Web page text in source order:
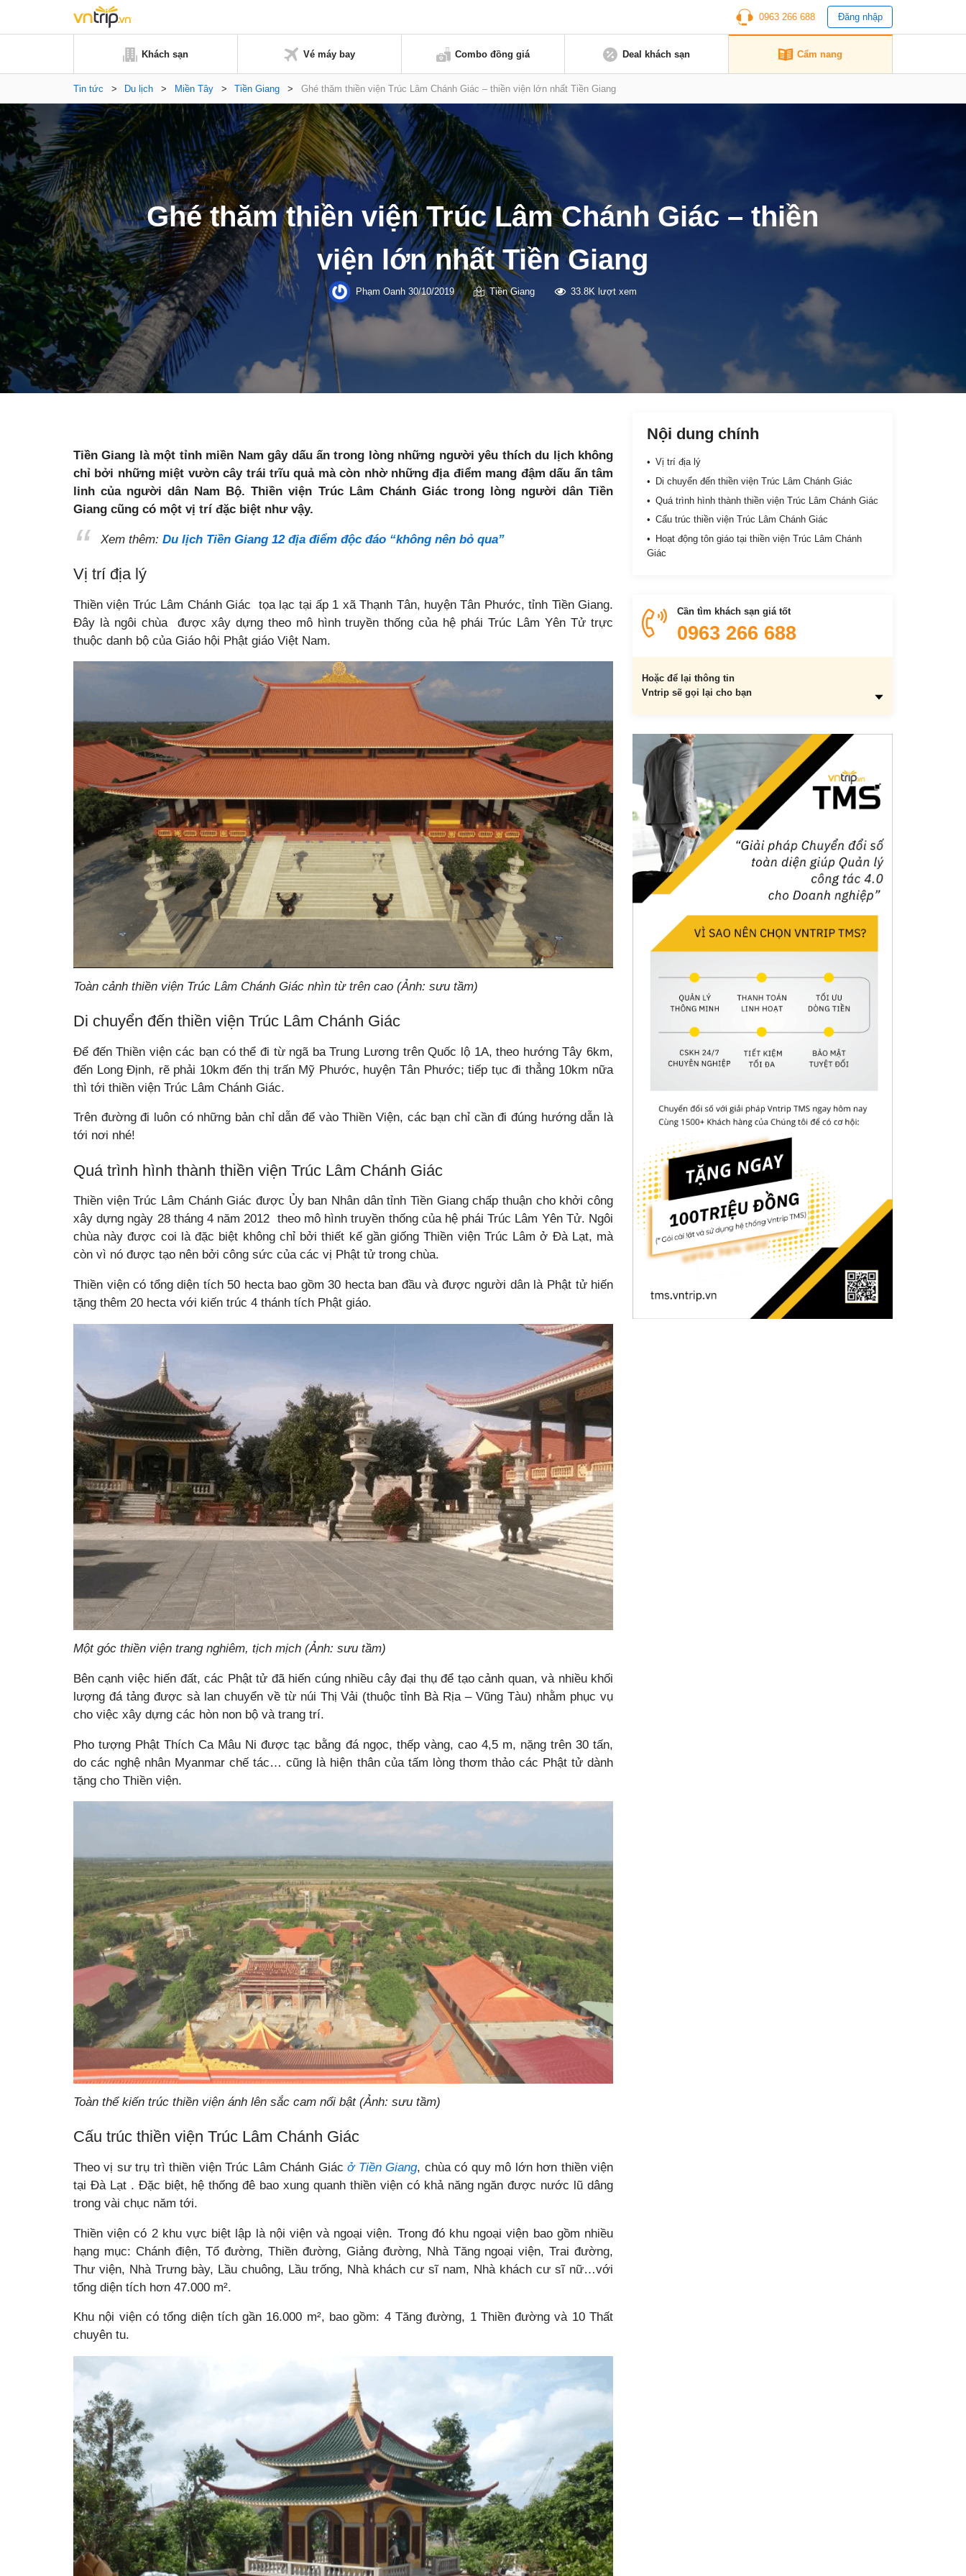
0963 266 688 Đăng nhập
Khách sạn Vé máy bay Combo đồng giá Deal khách sạn Cẩm nang
Tin tức > Du lịch > Miền Tây > Tiền Giang > Ghé thăm thiền viện Trúc Lâm Chánh Giác – thiền viện lớn nhất Tiền Giang
Ghé thăm thiền viện Trúc Lâm Chánh Giác – thiền
viện lớn nhất Tiền Giang
Phạm Oanh30/10/2019 Tiền Giang 33.8K lượt xem
Tiền Giang là một tỉnh miền Nam gây dấu ấn trong lòng những người yêu thích du lịch không
chỉ bởi những miệt vườn cây trái trĩu quả mà còn nhờ những địa điểm mang đậm dấu ấn tâm
linh của người dân Nam Bộ. Thiền viện Trúc Lâm Chánh Giác trong lòng người dân Tiền
Giang cũng có một vị trí đặc biệt như vậy.
Xem thêm:Du lịch Tiền Giang 12 địa điểm độc đáo “không nên bỏ qua”
Vị trí địa lý
Thiền viện Trúc Lâm Chánh Giác
tọa lạc tại ấp 1 xã Thạnh Tân, huyện Tân Phước, tỉnh Tiền Giang.
Đây là ngôi chùa được xây dựng theo mô hình truyền thống của hệ phái Trúc Lâm Yên Tử trực
thuộc danh bộ của Giáo hội Phật giáo Việt Nam.
Toàn cảnh thiền viện Trúc Lâm Chánh Giác nhìn từ trên cao (Ảnh: sưu tầm)
Di chuyển đến thiền viện Trúc Lâm Chánh Giác
Để đến Thiền viện các bạn có thể đi từ ngã ba Trung Lương trên Quốc lộ 1A, theo hướng Tây 6km,
đến Long Định, rẽ phải 10km đến thị trấn Mỹ Phước, huyện Tân Phước; tiếp tục đi thẳng 10km nữa
thì tới thiền viện Trúc Lâm Chánh Giác.
Trên đường đi luôn có những bản chỉ dẫn để vào Thiền Viện, các bạn chỉ cần đi đúng hướng dẫn là
tới nơi nhé!
Quá trình hình thành thiền viện Trúc Lâm Chánh Giác
Thiền viện Trúc Lâm Chánh Giác được Ủy ban Nhân dân tỉnh Tiền Giang chấp thuận cho khởi công
xây dựng ngày 28 tháng 4 năm 2012 theo mô hình truyền thống của hệ phái Trúc Lâm Yên Tử. Ngôi
chùa này được coi là đặc biệt không chỉ bởi thiết kế gần giống Thiền viện Trúc Lâm ở Đà Lạt, mà
còn vì nó được tạo nên bởi công sức của các vị Phật tử trong chùa.
Thiền viện có tổng diện tích 50 hecta bao gồm 30 hecta ban đầu và được người dân là Phật tử hiến
tặng thêm 20 hecta với kiến trúc 4 thánh tích Phật giáo.
Một góc thiền viện trang nghiêm, tịch mịch (Ảnh: sưu tầm)
Bên cạnh việc hiến đất, các Phật tử đã hiến cúng nhiều cây đại thụ để tạo cảnh quan, và nhiều khối
lượng đá tảng được sà lan chuyển về từ núi Thị Vải (thuộc tỉnh Bà Rịa – Vũng Tàu) nhằm phục vụ
cho việc xây dựng các hòn non bộ và trang trí.
Pho tượng Phật Thích Ca Mâu Ni được tạc bằng đá ngọc, thếp vàng, cao 4,5 m, nặng trên 30 tấn,
do các nghệ nhân Myanmar chế tác… cũng là hiện thân của tấm lòng thơm thảo các Phật tử dành
tặng cho Thiền viện.
Toàn thể kiến trúc thiền viện ánh lên sắc cam nổi bật (Ảnh: sưu tầm)
Cấu trúc thiền viện Trúc Lâm Chánh Giác
Theo vị sư trụ trì thiền viện Trúc Lâm Chánh Giácở Tiền Giang, chùa có quy mô lớn hơn thiền viện
tại Đà Lạt . Đặc biệt, hệ thống đê bao xung quanh thiền viện có khả năng ngăn được nước lũ dâng
trong vài chục năm tới.
Thiền viện có 2 khu vực biệt lập là nội viện và ngoại viện. Trong đó khu ngoại viện bao gồm nhiều
hạng mục: Chánh điện, Tổ đường, Thiền đường, Giảng đường, Nhà Tăng ngoại viện, Trai đường,
Thư viện, Nhà Trưng bày, Lầu chuông, Lầu trống, Nhà khách cư sĩ nam, Nhà khách cư sĩ nữ…với
tổng diện tích hơn 47.000 m².
Khu nội viện có tổng diện tích gần 16.000 m², bao gồm: 4 Tăng đường, 1 Thiền đường và 10 Thất
chuyên tu.
Nội dung chính
Vị trí địa lý
Di chuyển đến thiền viện Trúc Lâm Chánh Giác
Quá trình hình thành thiền viện Trúc Lâm Chánh Giác
Cấu trúc thiền viện Trúc Lâm Chánh Giác
Hoạt động tôn giáo tại thiền viện Trúc Lâm Chánh
Giác
Cần tìm khách sạn giá tốt
0963 266 688
Hoặc để lại thông tin
Vntrip sẽ gọi lại cho bạn